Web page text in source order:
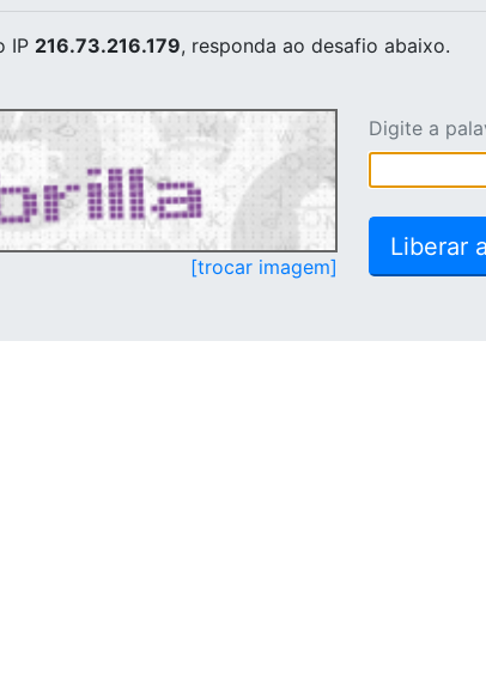
IP 216.73.216.179, responda ao desafio abaixo.
[trocar imagem]
Digite a